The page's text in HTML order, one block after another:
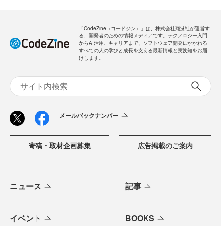
「CodeZine（コードジン）」は、株式会社翔泳社が運営す
る、開発者のための情報メディアです。テクノロジー入門
からAI活用、キャリアまで、ソフトウェア開発にかかわる
すべての人の学びと成長を支える最新情報と実践知をお届
けします。
メールバックナンバー
寄稿・取材企画募集 広告掲載のご案内
ニュース 記事
イベント BOOKS